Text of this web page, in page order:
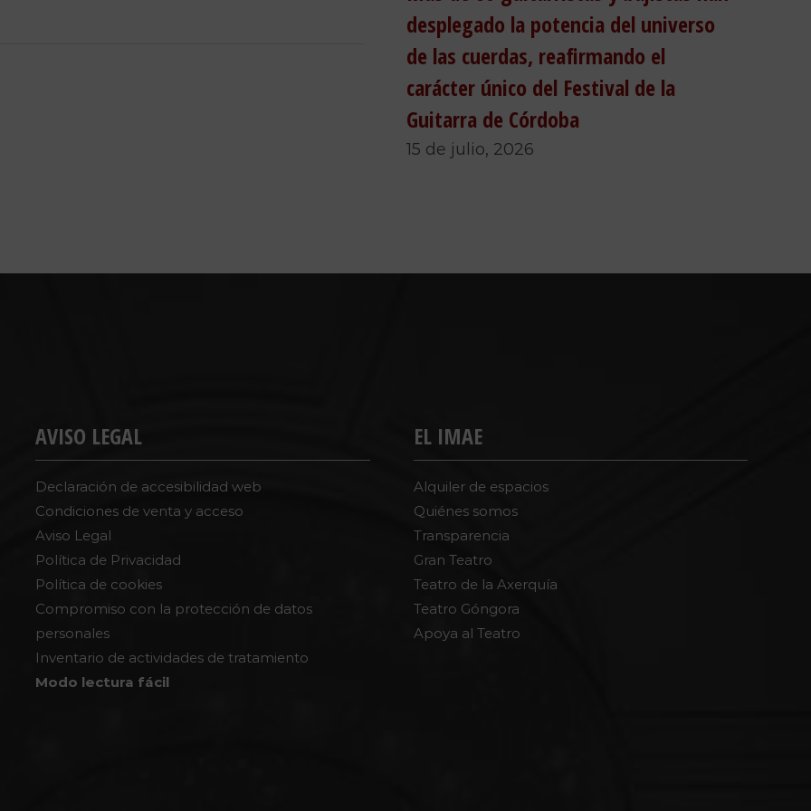
desplegado la potencia del universo
de las cuerdas, reafirmando el
carácter único del Festival de la
Guitarra de Córdoba
15 de julio, 2026
AVISO LEGAL
Declaración de accesibilidad web
Condiciones de venta y acceso
Aviso Legal
Política de Privacidad
Política de cookies
Compromiso con la protección de datos
personales
Inventario de actividades de tratamiento
Modo lectura fácil
EL IMAE
Alquiler de espacios
Quiénes somos
Transparencia
Gran Teatro
Teatro de la Axerquía
Teatro Góngora
Apoya al Teatro